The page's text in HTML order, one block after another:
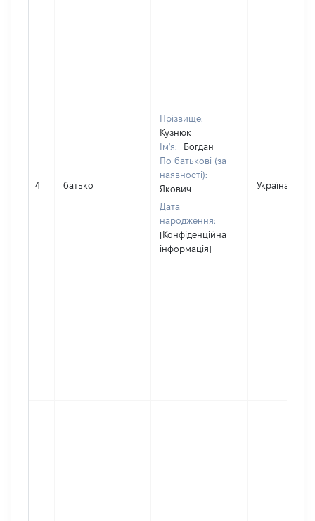
4 батько
Прізвище:
Кузнюк
Ім'я:
Богдан
По батькові (за
наявності):
Якович
Дата
народження:
[Конфіденційна
інформація]
Україна